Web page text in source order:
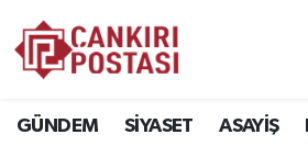
GÜNDEM SİYASET ASAYİŞ